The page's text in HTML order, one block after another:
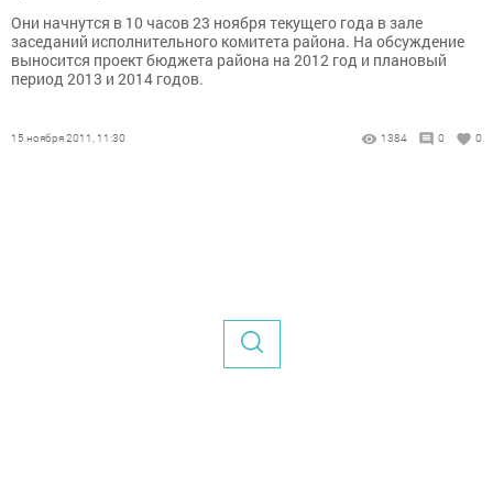
Они начнутся в 10 часов 23 ноября текущего года в зале
заседаний исполнительного комитета района. На обсуждение
выносится проект бюджета района на 2012 год и плановый
период 2013 и 2014 годов.
15 ноября 2011, 11:30 1384 0 0